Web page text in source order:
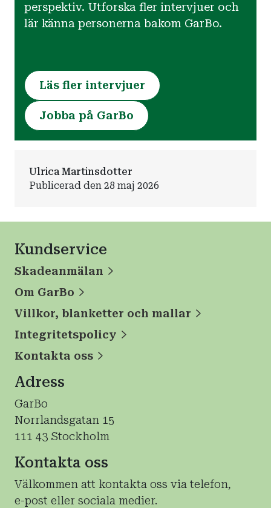
perspektiv. Utforska fler intervjuer och
lär känna personerna bakom GarBo.
Läs fler intervjuer
Jobba på GarBo
Ulrica Martinsdotter
Publicerad den 28 maj 2026
Kundservice
Skadeanmälan
Om GarBo
Villkor, blanketter och mallar
Integritetspolicy
Kontakta oss
Adress
GarBo
Norrlandsgatan 15
111 43 Stockholm
Kontakta oss
Välkommen att kontakta oss via telefon,
e-post eller sociala medier.